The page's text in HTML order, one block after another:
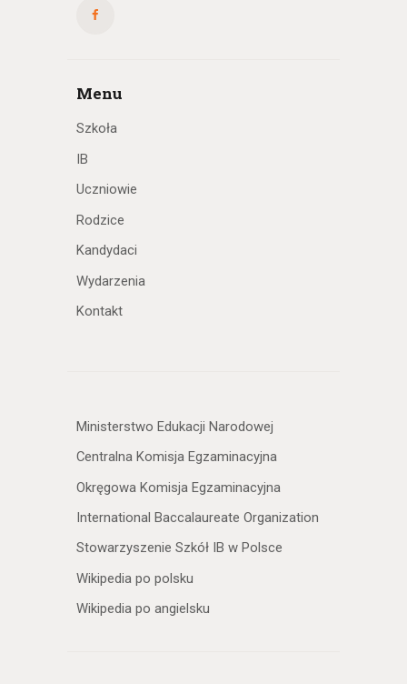
Menu
Szkoła
IB
Uczniowie
Rodzice
Kandydaci
Wydarzenia
Kontakt
Ministerstwo Edukacji Narodowej
Centralna Komisja Egzaminacyjna
Okręgowa Komisja Egzaminacyjna
International Baccalaureate Organization
Stowarzyszenie Szkół IB w Polsce
Wikipedia po polsku
Wikipedia po angielsku